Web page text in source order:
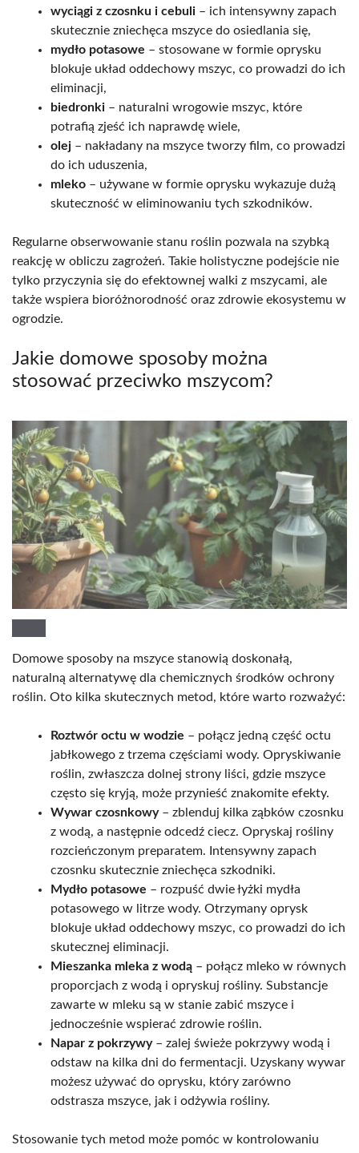
wyciągi z czosnku i cebuli – ich intensywny zapach
skutecznie zniechęca mszyce do osiedlania się,
mydło potasowe – stosowane w formie oprysku
blokuje układ oddechowy mszyc, co prowadzi do ich
eliminacji,
biedronki – naturalni wrogowie mszyc, które
potrafią zjeść ich naprawdę wiele,
olej – nakładany na mszyce tworzy film, co prowadzi
do ich uduszenia,
mleko – używane w formie oprysku wykazuje dużą
skuteczność w eliminowaniu tych szkodników.
Regularne obserwowanie stanu roślin pozwala na szybką
reakcję w obliczu zagrożeń. Takie holistyczne podejście nie
tylko przyczynia się do efektownej walki z mszycami, ale
także wspiera bioróżnorodność oraz zdrowie ekosystemu w
ogrodzie.
Jakie domowe sposoby można
stosować przeciwko mszycom?
Domowe sposoby na mszyce stanowią doskonałą,
naturalną alternatywę dla chemicznych środków ochrony
roślin. Oto kilka skutecznych metod, które warto rozważyć:
Roztwór octu w wodzie – połącz jedną część octu
jabłkowego z trzema częściami wody. Opryskiwanie
roślin, zwłaszcza dolnej strony liści, gdzie mszyce
często się kryją, może przynieść znakomite efekty.
Wywar czosnkowy– zblenduj kilka ząbków czosnku
z wodą, a następnie odcedź ciecz. Opryskaj rośliny
rozcieńczonym preparatem. Intensywny zapach
czosnku skutecznie zniechęca szkodniki.
Mydło potasowe – rozpuść dwie łyżki mydła
potasowego w litrze wody. Otrzymany oprysk
blokuje układ oddechowy mszyc, co prowadzi do ich
skutecznej eliminacji.
Mieszanka mleka z wodą – połącz mleko w równych
proporcjach z wodą i opryskuj rośliny. Substancje
zawarte w mleku są w stanie zabić mszyce i
jednocześnie wspierać zdrowie roślin.
Napar z pokrzywy– zalej świeże pokrzywy wodą i
odstaw na kilka dni do fermentacji. Uzyskany wywar
możesz używać do oprysku, który zarówno
odstrasza mszyce, jak i odżywia rośliny.
Stosowanie tych metod może pomóc w kontrolowaniu